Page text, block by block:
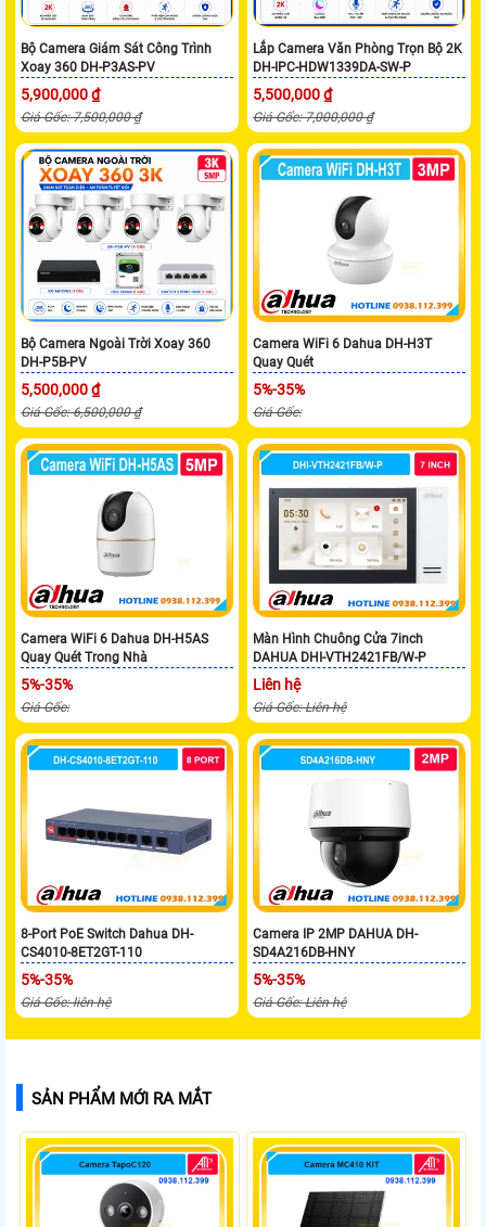
Bộ Camera Giám Sát Công Trình
Xoay 360 DH-P3AS-PV
5,900,000 ₫
Giá Gốc: 7,500,000 ₫
Lắp Camera Văn Phòng Trọn Bộ 2K
DH-IPC-HDW1339DA-SW-P
5,500,000 ₫
Giá Gốc: 7,000,000 ₫
Bộ Camera Ngoài Trời Xoay 360
DH-P5B-PV
5,500,000 ₫
Giá Gốc: 6,500,000 ₫
Camera WiFi 6 Dahua DH-H3T
Quay Quét
5%-35%
Giá Gốc:
Camera WiFi 6 Dahua DH-H5AS
Quay Quét Trong Nhà
5%-35%
Giá Gốc:
Màn Hình Chuông Cửa 7inch
DAHUA DHI-VTH2421FB/W-P
Liên hệ
Giá Gốc: Liên hệ
8-Port PoE Switch Dahua DH-
CS4010-8ET2GT-110
5%-35%
Giá Gốc: liên hệ
Camera IP 2MP DAHUA DH-
SD4A216DB-HNY
5%-35%
Giá Gốc: Liên hệ
SẢN PHẨM MỚI RA MẮT